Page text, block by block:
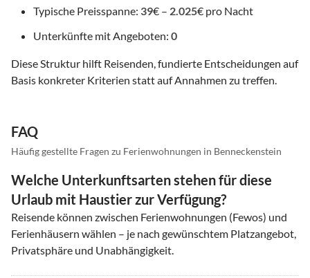
Typische Preisspanne: 39€ – 2.025€ pro Nacht
Unterkünfte mit Angeboten: 0
Diese Struktur hilft Reisenden, fundierte Entscheidungen auf
Basis konkreter Kriterien statt auf Annahmen zu treffen.
FAQ
Häufig gestellte Fragen zu Ferienwohnungen in Benneckenstein
Welche Unterkunftsarten stehen für diese
Urlaub mit Haustier zur Verfügung?
Reisende können zwischen Ferienwohnungen (Fewos) und
Ferienhäusern wählen – je nach gewünschtem Platzangebot,
Privatsphäre und Unabhängigkeit.